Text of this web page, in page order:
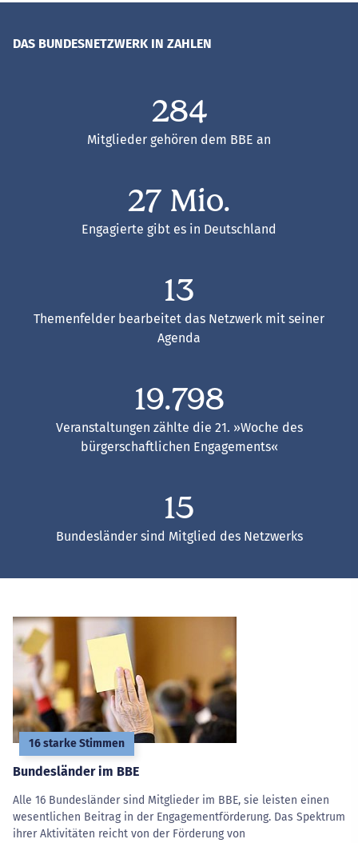
DAS BUNDESNETZWERK IN ZAHLEN
293
Mitglieder gehören dem BBE an
27 Mio.
Engagierte gibt es in Deutschland
13
Themenfelder bearbeitet das Netzwerk mit seiner
Agenda
19.955
Veranstaltungen zählte die 21. »Woche des
bürgerschaftlichen Engagements«
16
Bundesländer sind Mitglied des Netzwerks
16 starke Stimmen
Bundesländer im BBE
Alle 16 Bundesländer sind Mitglieder im BBE, sie leisten einen
wesentlichen Beitrag in der Engagementförderung. Das Spektrum
ihrer Aktivitäten reicht von der Förderung von